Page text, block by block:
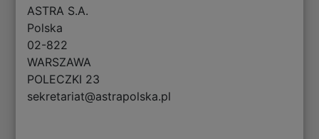
ASTRA S.A.
Polska
02-822
WARSZAWA
POLECZKI 23
sekretariat@astrapolska.pl